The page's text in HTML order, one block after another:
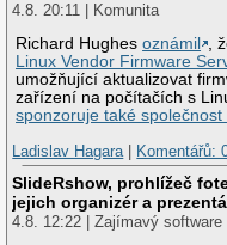
4.8. 20:11 | Komunita
Richard Hughesoznámil
,
Linux Vendor Firmware
umožňující aktualizovat
zařízení na počítačích s
sponzoruje také společnost
Ladislav Hagara| Komentářů:
SlideRshow, prohlížeč
jejich organizér a
4.8. 12:22 | Zajímavý software